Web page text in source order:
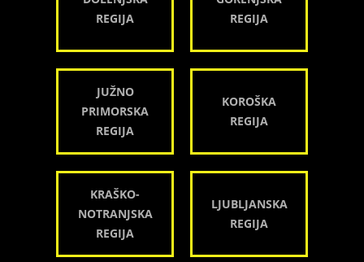
REGIJA
REGIJA
JUŽNO
PRIMORSKA
REGIJA
KOROŠKA
REGIJA
KRAŠKO-
NOTRANJSKA
REGIJA
LJUBLJANSKA
REGIJA